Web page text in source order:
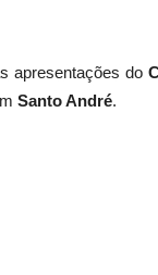
apresentações do
Santo André.